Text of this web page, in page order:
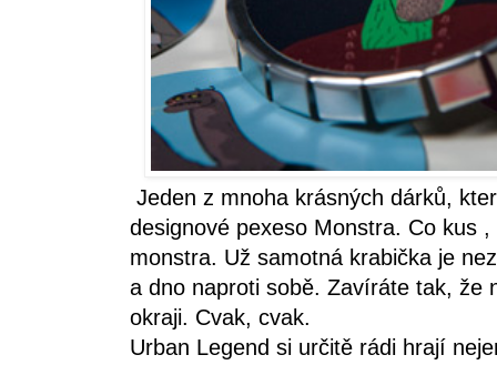
Jeden z mnoha krásných dárků,
designové pexeso Monstra. Co kus
monstra. Už samotná krabička je
a dno naproti sobě. Zavíráte tak, že
okraji. Cvak, cvak.
Urban Legend si určitě rádi hrají